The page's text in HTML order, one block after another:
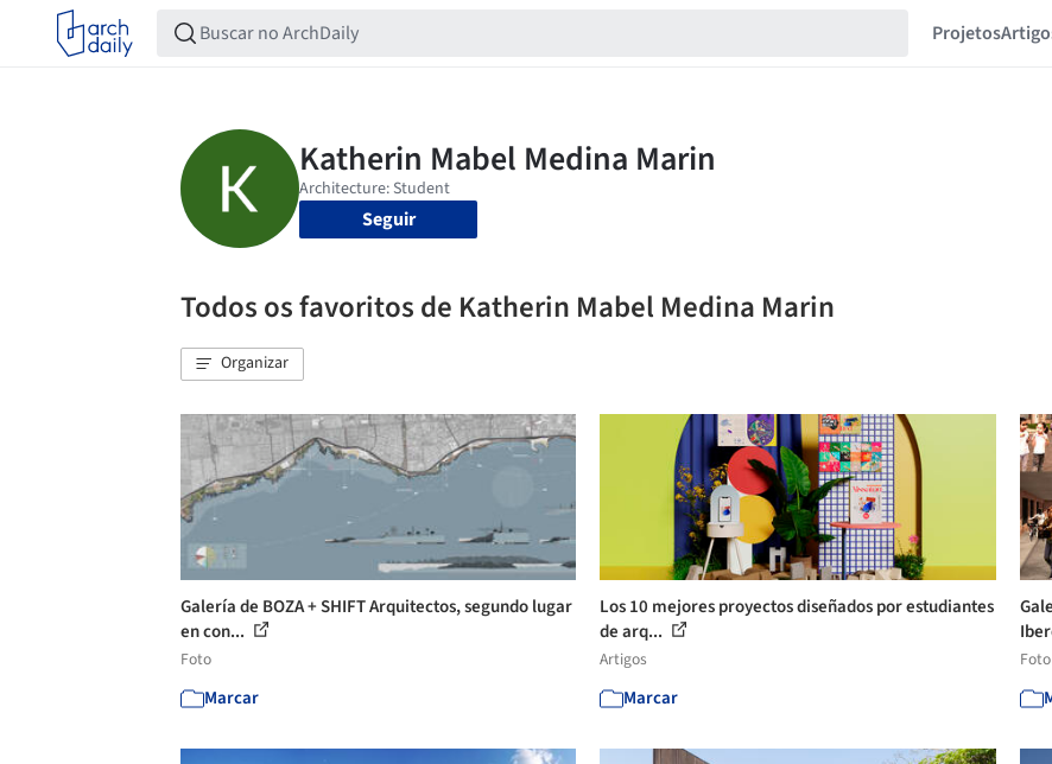
Projetos
Seguir
Todos os favoritos de Katherin Mabel Medina Marin
Organizar
Galería de BOZA + SHIFT Arquitectos, segundo lugar
en con...
Foto
Marcar
Los 10 mejores proyectos diseñados por estudiantes
de arq...
Artigos
Marcar
Foto